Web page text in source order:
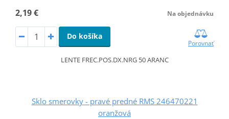
2,19 € Na objednávku
Do košíka
Porovnať
LENTE FREC.POS.DX.NRG 50 ARANC
Sklo smerovky - pravé predné RMS 246470221
oranžová